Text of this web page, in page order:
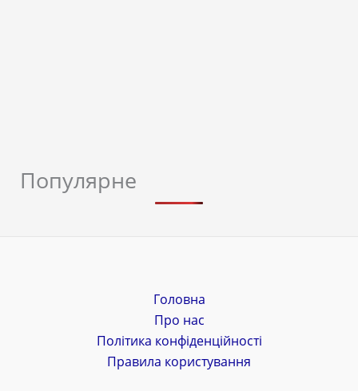
Популярне
Головна
Про нас
Політика конфіденційності
Правила користування